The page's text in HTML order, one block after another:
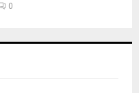
0